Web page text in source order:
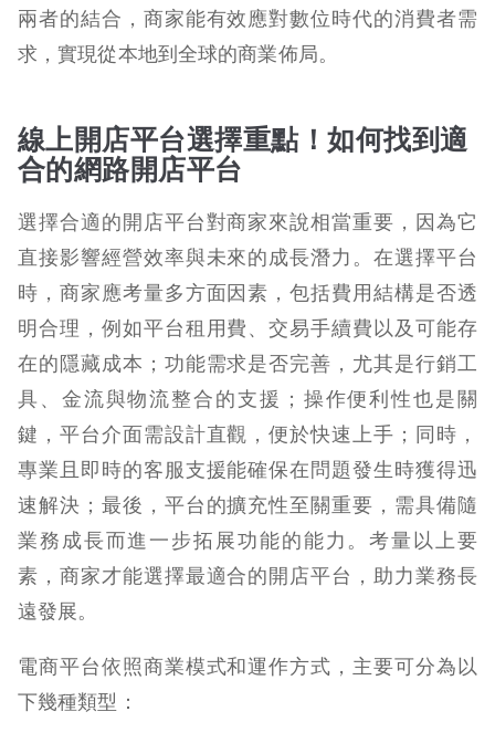
兩者的結合，商家能有效應對數位時代的消費者需
求，實現從本地到全球的商業佈局。
線上開店平台選擇重點！如何找到適
合的網路開店平台
選擇合適的開店平台對商家來說相當重要，因為它
直接影響經營效率與未來的成長潛力。在選擇平台
時，商家應考量多方面因素，包括費用結構是否透
明合理，例如平台租用費、交易手續費以及可能存
在的隱藏成本；功能需求是否完善，尤其是行銷工
具、金流與物流整合的支援；操作便利性也是關
鍵，平台介面需設計直觀，便於快速上手；同時，
專業且即時的客服支援能確保在問題發生時獲得迅
速解決；最後，平台的擴充性至關重要，需具備隨
業務成長而進一步拓展功能的能力。考量以上要
素，商家才能選擇最適合的開店平台，助力業務長
遠發展。
電商平台依照商業模式和運作方式，主要可分為以
下幾種類型：